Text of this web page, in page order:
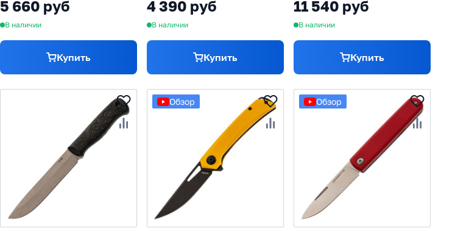
5 660 руб
В наличии
Купить
4 390 руб
В наличии
Купить
11 540 руб
В наличии
Купить
Обзор Обзор